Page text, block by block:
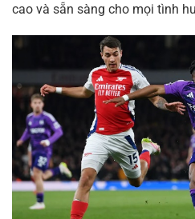
cao và sẵn sàng cho mọi tình